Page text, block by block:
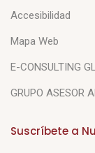
Accesibilidad
Mapa Web
E-CONSULTING
GRUPO ASESOR
Suscríbete a